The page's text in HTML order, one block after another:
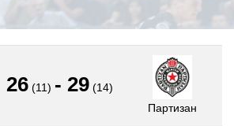
26 (11) - 29 (14)
Партизан